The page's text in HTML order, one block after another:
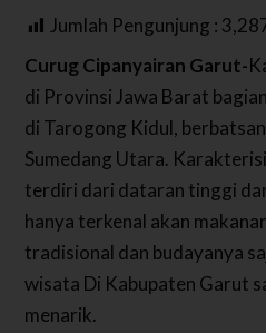
Jumlah Pengunjung :
Curug Cipanyairan Garut-
di Provinsi Jawa Barat
di Tarogong Kidul,
Sumedang Utara.
terdiri dari dataran tinggi
hanya terkenal akan
tradisional dan budayanya
wisata Di Kabupaten Garut
menarik.